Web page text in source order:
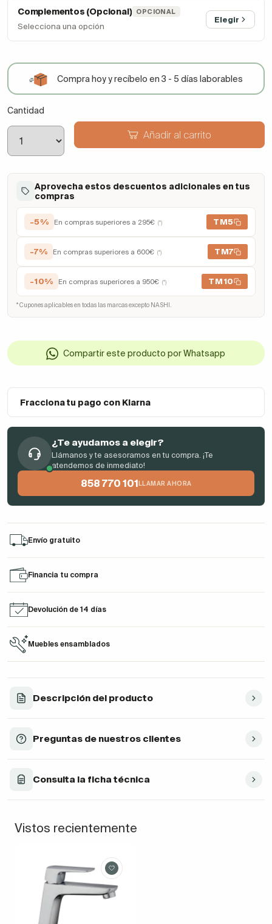
Complementos (Opcional) OPCIONAL
Selecciona una opción
Elegir
Compra hoy y recíbelo en 3 - 5 días laborables
Cantidad
Añadir al carrito
Aprovecha estos descuentos adicionales en tus
compras
-5% En compras superiores a 295€ (*) TM5
-7% En compras superiores a 600€ (*) TM7
-10% En compras superiores a 950€ (*) TM10
* Cupones aplicables en todas las marcas excepto NASHI.
Compartir este producto por Whatsapp
Fracciona tu pago con Klarna
¿Te ayudamos a elegir?
Llámanos y te asesoramos en tu compra. ¡Te
atendemos de inmediato!
858 770 101 LLAMAR AHORA
Envío gratuito
Financia tu compra
Devolución de 14 días
Muebles ensamblados
Descripción del producto
Preguntas de nuestros clientes
Consulta la ficha técnica
Vistos recientemente